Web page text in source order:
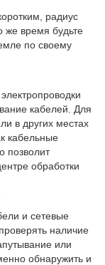
радиус
же время будьте
по своему
кабелей. Для
в других местах
кабельные
позволит
обработки
и сетевые
наличие
или
обнаружить и